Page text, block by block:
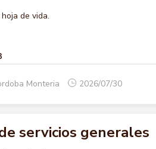
de vida.
Monteria 2026/07/30
servicios generales